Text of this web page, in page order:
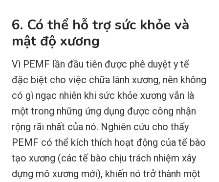
6. Có thể hỗ trợ sức khỏe và
mật độ xương
Vì PEMF lần đầu tiên được phê duyệt y tế
đặc biệt cho việc chữa lành xương, nên không
có gì ngạc nhiên khi sức khỏe xương vẫn là
một trong những ứng dụng được công nhận
rộng rãi nhất của nó. Nghiên cứu cho thấy
PEMF có thể kích thích hoạt động của tế bào
tạo xương (các tế bào chịu trách nhiệm xây
dựng mô xương mới), khiến nó trở thành một